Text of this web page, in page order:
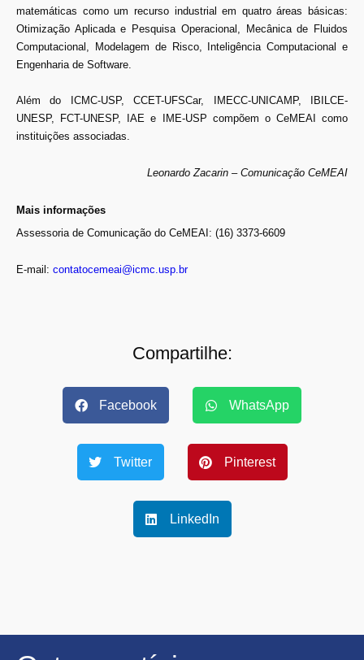
matemáticas como um recurso industrial em quatro áreas básicas:
Otimização Aplicada e Pesquisa Operacional, Mecânica de Fluidos
Computacional, Modelagem de Risco, Inteligência Computacional e
Engenharia de Software.
Além do ICMC-USP, CCET-UFSCar, IMECC-UNICAMP, IBILCE-
UNESP, FCT-UNESP, IAE e IME-USP compõem o CeMEAI como
instituições associadas.
Leonardo Zacarin – Comunicação CeMEAI
Mais informações
Assessoria de Comunicação do CeMEAI: (16) 3373-6609
E-mail: contatocemeai@icmc.usp.br
Compartilhe:
Facebook WhatsApp
Twitter Pinterest
LinkedIn